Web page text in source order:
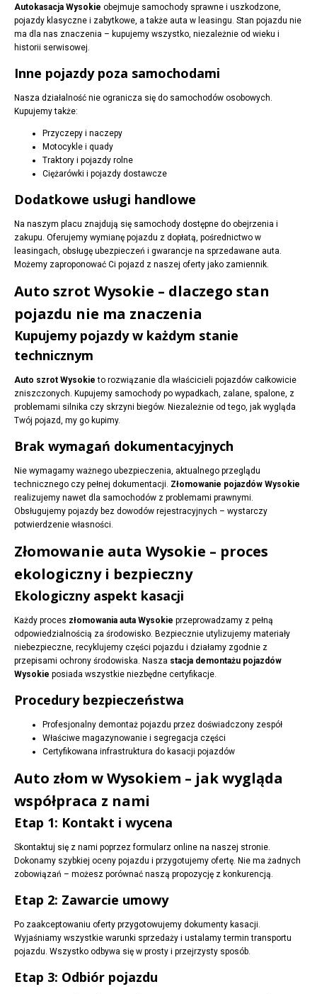
Autokasacja Wysokie obejmuje samochody sprawne i uszkodzone,
pojazdy klasyczne i zabytkowe, a także auta w leasingu. Stan pojazdu nie
ma dla nas znaczenia – kupujemy wszystko, niezależnie od wieku i
historii serwisowej.
Inne pojazdy poza samochodami
Nasza działalność nie ogranicza się do samochodów osobowych.
Kupujemy także:
Przyczepy i naczepy
Motocykle i quady
Traktory i pojazdy rolne
Ciężarówki i pojazdy dostawcze
Dodatkowe usługi handlowe
Na naszym placu znajdują się samochody dostępne do obejrzenia i
zakupu. Oferujemy wymianę pojazdu z dopłatą, pośrednictwo w
leasingach, obsługę ubezpieczeń i gwarancje na sprzedawane auta.
Możemy zaproponować Ci pojazd z naszej oferty jako zamiennik.
Auto szrot Wysokie – dlaczego stan
pojazdu nie ma znaczenia
Kupujemy pojazdy w każdym stanie
technicznym
Auto szrot Wysokie to rozwiązanie dla właścicieli pojazdów całkowicie
zniszczonych. Kupujemy samochody po wypadkach, zalane, spalone, z
problemami silnika czy skrzyni biegów. Niezależnie od tego, jak wygląda
Twój pojazd, my go kupimy.
Brak wymagań dokumentacyjnych
Nie wymagamy ważnego ubezpieczenia, aktualnego przeglądu
technicznego czy pełnej dokumentacji. Złomowanie pojazdów Wysokie
realizujemy nawet dla samochodów z problemami prawnymi.
Obsługujemy pojazdy bez dowodów rejestracyjnych – wystarczy
potwierdzenie własności.
Złomowanie auta Wysokie – proces
ekologiczny i bezpieczny
Ekologiczny aspekt kasacji
Każdy proces złomowania auta Wysokie przeprowadzamy z pełną
odpowiedzialnością za środowisko. Bezpiecznie utylizujemy materiały
niebezpieczne, recyklujemy części pojazdu i działamy zgodnie z
przepisami ochrony środowiska. Nasza stacja demontażu pojazdów
Wysokie posiada wszystkie niezbędne certyfikacje.
Procedury bezpieczeństwa
Profesjonalny demontaż pojazdu przez doświadczony zespół
Właściwe magazynowanie i segregacja części
Certyfikowana infrastruktura do kasacji pojazdów
Auto złom w Wysokiem – jak wygląda
współpraca z nami
Etap 1: Kontakt i wycena
Skontaktuj się z nami poprzez formularz online na naszej stronie.
Dokonamy szybkiej oceny pojazdu i przygotujemy ofertę. Nie ma żadnych
zobowiązań – możesz porównać naszą propozycję z konkurencją.
Etap 2: Zawarcie umowy
Po zaakceptowaniu oferty przygotowujemy dokumenty kasacji.
Wyjaśniamy wszystkie warunki sprzedaży i ustalamy termin transportu
pojazdu. Wszystko odbywa się w prosty i przejrzysty sposób.
Etap 3: Odbiór pojazdu